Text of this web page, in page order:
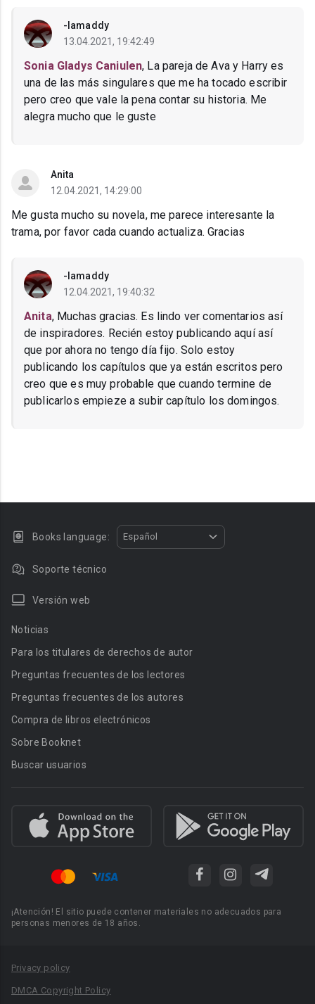
-Iamaddy
13.04.2021, 19:42:49
Sonia Gladys Caniulen, La pareja de Ava y Harry es
una de las más singulares que me ha tocado escribir
pero creo que vale la pena contar su historia. Me
alegra mucho que le guste
Anita
12.04.2021, 14:29:00
Me gusta mucho su novela, me parece interesante la
trama, por favor cada cuando actualiza. Gracias
-Iamaddy
12.04.2021, 19:40:32
Anita, Muchas gracias. Es lindo ver comentarios así
de inspiradores. Recién estoy publicando aquí así
que por ahora no tengo día fijo. Solo estoy
publicando los capítulos que ya están escritos pero
creo que es muy probable que cuando termine de
publicarlos empieze a subir capítulo los domingos.
Books language: Español
Soporte técnico
Versión web
Noticias
Para los titulares de derechos de autor
Preguntas frecuentes de los lectores
Preguntas frecuentes de los autores
Compra de libros electrónicos
Sobre Booknet
Buscar usuarios
¡Atención! El sitio puede contener materiales no adecuados para
personas menores de 18 años.
Privacy policy
DMCA Copyright Policy